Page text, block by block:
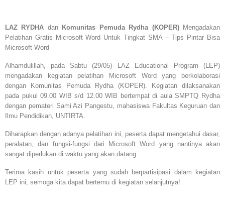
LAZ RYDHA dan Komunitas Pemuda Rydha (KOPER)Mengadakan
Pelatihan Gratis Microsoft Word Untuk Tingkat SMA – Tips Pintar Bisa
Microsoft Word
Alhamdulillah, pada Sabtu (29/05) LAZ Educational Program (LEP)
mengadakan kegiatan pelatihan Microsoft Word yang berkolaborasi
dengan Komunitas Pemuda Rydha (KOPER). Kegiatan dilaksanakan
pada pukul 09.00 WIB s/d 12.00 WIB bertempat di aula SMPTQ Rydha
dengan pemateri Sami Azi Pangestu, mahasiswa Fakultas Keguruan dan
Ilmu Pendidikan, UNTIRTA.
Diharapkan dengan adanya pelatihan ini, peserta dapat mengetahui dasar,
peralatan, dan fungsi-fungsi dari Microsoft Word yang nantinya akan
sangat diperlukan di waktu yang akan datang.
Terima kasih untuk peserta yang sudah berpartisipasi dalam kegiatan
LEP ini, semoga kita dapat bertemu di kegiatan selanjutnya!